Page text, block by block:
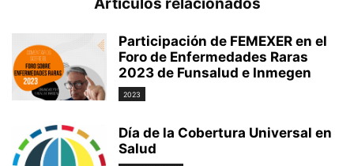
Artículos relacionados
Participación de FEMEXER en el
Foro de Enfermedades Raras
2023 de Funsalud e Inmegen
2023
Día de la Cobertura Universal en
Salud